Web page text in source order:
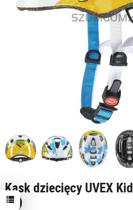
Kask dziecięcy UVEX
52)